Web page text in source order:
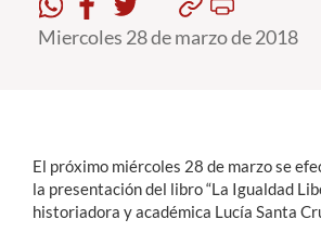
Académicos
English
Miercoles 28 de marzo de 2018
El próximo miércoles 28 de marzo se
la presentación del libro “La Igualdad
historiadora y académica Lucía Santa